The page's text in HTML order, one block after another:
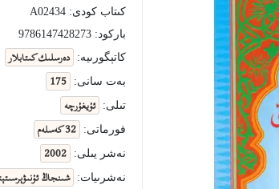
كىتاب كودى: A02434
باركود: 9786147428273
كاتېگورىيە:
دەرسلىك كىتابلار
بەت سانى: 175
تىلى: ئۇيغۇرچە
فورماتى: 32 كەسلەم
نەشر يىلى: 2002
نەشرىيات: شىنجاڭ